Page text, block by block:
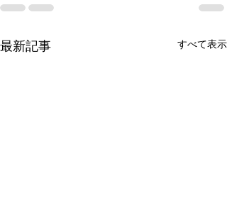
最新記事 すべて表示